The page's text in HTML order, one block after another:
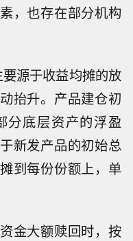
，也存在部分机构
要源于收益均摊的放
抬升。产品建仓初
分底层资产的浮盈
新发产品的初始总
到每份份额上，单
金大额赎回时，按